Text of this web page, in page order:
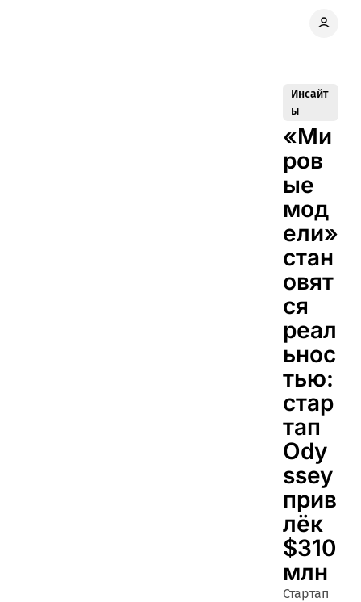
Инсайт
ы
«Ми
ров
ые
мод
ели»
стан
овят
ся
реал
ьнос
тью:
стар
тап
Ody
ssey
прив
лёк
$310
млн
Стартап